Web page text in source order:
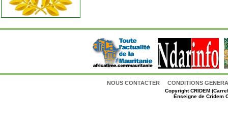
NOUS CONTACTER CONDITIONS
CopyrightCRIDEM
Enseigne de Cridem